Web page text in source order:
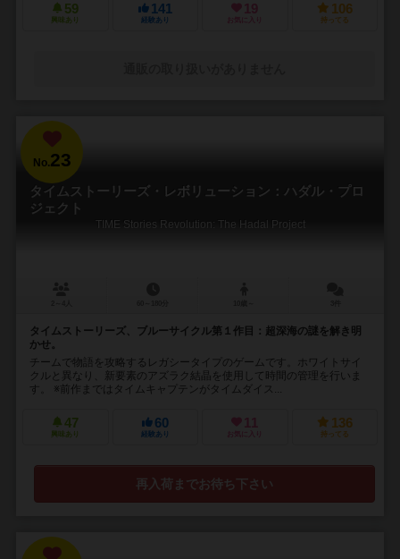
59
興味あり
141
経験あり
19
お気に入り
106
持ってる
No.23
タイムストーリーズ・レボリューション：ハダル・プロ
ジェクト
TIME Stories Revolution: The Hadal Project
タイムストーリーズ、ブルーサイクル第１作目：超深海の謎を解き明
かせ。
チームで物語を攻略するレガシータイプのゲームです。ホワイトサイ
クルと異なり、新要素のアズラク結晶を使用して時間の管理を行いま
す。 ※前作まではタイムキャプテンがタイムダイス...
47
興味あり
60
経験あり
11
お気に入り
136
持ってる
再入荷までお待ち下さい